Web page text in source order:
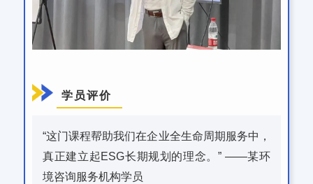
学员评价
“这门课程帮助我们在企业全生命周期服务中，
真正建立起ESG长期规划的理念。” ——某环
境咨询服务机构学员